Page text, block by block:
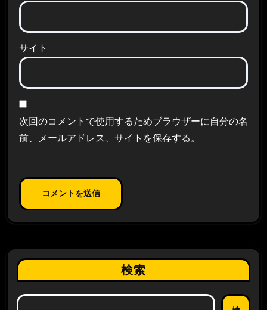
サイト
次回のコメントで使用するためブラウザーに自分の名
前、メールアドレス、サイトを保存する。
検索